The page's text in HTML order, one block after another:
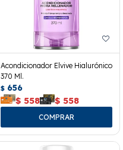
Acondicionador Elvive Hialurónico
370 Ml.
$ 656
$ 558 $ 558